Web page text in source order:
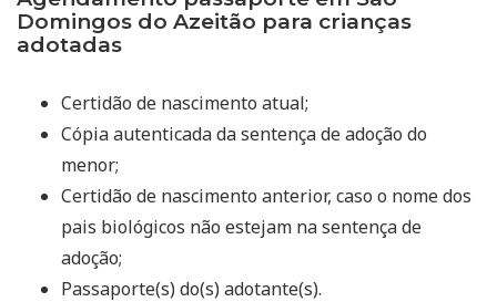
Domingos do Azeitão para crianças
adotadas
Certidão de nascimento atual;
Cópia autenticada da sentença de adoção do
menor;
Certidão de nascimento anterior, caso o nome dos
pais biológicos não estejam na sentença de
adoção;
Passaporte(s) do(s) adotante(s).